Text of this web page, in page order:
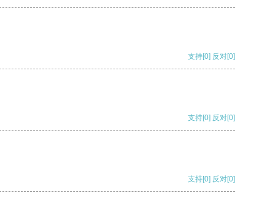
支持[0] 反对[0]
支持[0] 反对[0]
支持[0] 反对[0]